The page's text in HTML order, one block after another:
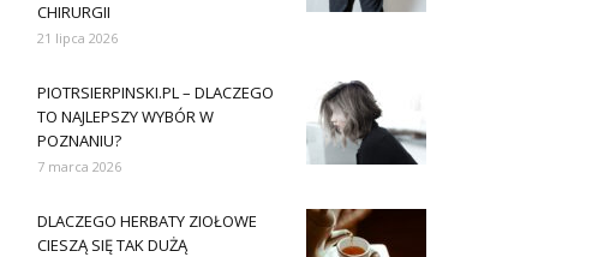
CHIRURGII
21 lipca 2026
PIOTRSIERPINSKI.PL – DLACZEGO
TO NAJLEPSZY WYBÓR W
POZNANIU?
7 marca 2026
DLACZEGO HERBATY ZIOŁOWE
CIESZĄ SIĘ TAK DUŻĄ